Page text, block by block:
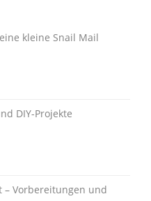
kleine Snail Mail
DIY-Projekte
– Vorbereitungen und